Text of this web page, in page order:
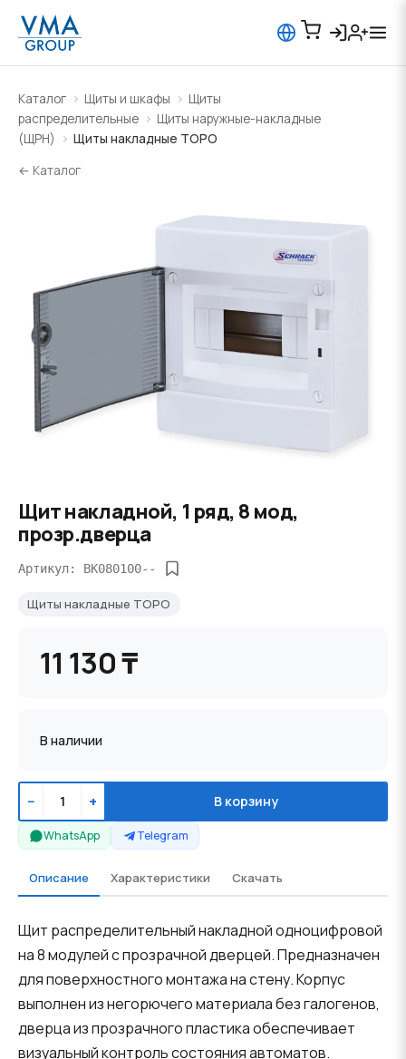
Каталог Щиты и шкафы
Щиты
распределительные
Щиты наружные-накладные
(ЩРН)
Щиты накладные TOPO
← Каталог
Щит накладной, 1 ряд, 8 мод,
прозр.дверца
Артикул: BK080100--
Щиты накладные TOPO
11 130 ₸
В наличии
− + В корзину
WhatsApp Telegram
Описание Характеристики Скачать
Щит распределительный накладной одноцифровой
на 8 модулей с прозрачной дверцей. Предназначен
для поверхностного монтажа на стену. Корпус
выполнен из негорючего материала без галогенов,
дверца из прозрачного пластика обеспечивает
визуальный контроль состояния автоматов.